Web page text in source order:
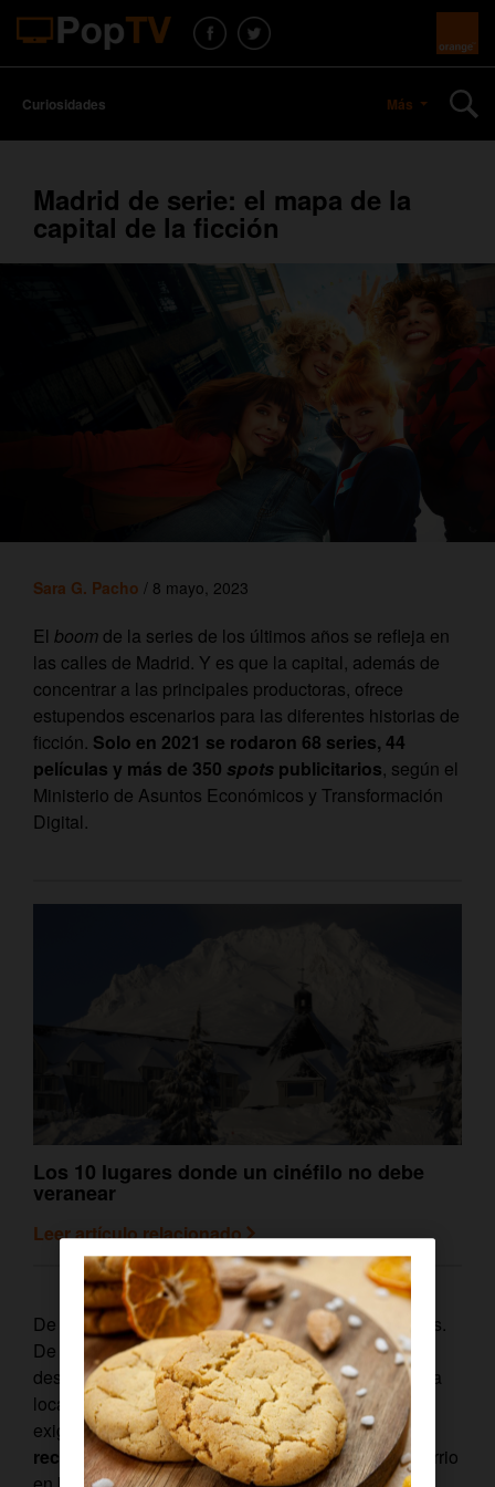
Curiosidades Más
Madrid de serie: el mapa de la
capital de la ficción
Sara G. Pacho / 8 mayo, 2023
El boom de la series de los últimos años se refleja en
las calles de Madrid. Y es que la capital, además de
concentrar a las principales productoras, ofrece
estupendos escenarios para las diferentes historias de
ficción. Solo en 2021 se rodaron 68 series, 44
películas y más de 350 spots publicitarios, según el
Ministerio de Asuntos Económicos y Transformación
Digital.
Los 10 lugares donde un cinéfilo no debe
veranear
Leer artículo relacionado
De hoteles impresionantes a las calles más castizas.
De monumentos emblemáticos a rincones
desconocidos. De lugares fácilmente reconocibles a
localizaciones disfrazadas para cumplir con las
exigencias del guion. A continuación hacemos un
recorrido por las calles de Madridsaltando de barrio